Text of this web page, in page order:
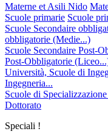
Materne et Asili Nido
Scuole primarie Scuole
Scuole Secondaire
obbligatorie (Medie...)
Scuole Secondaire Post-
Post-Obbligatorie
Università, Scuole di
Ingegneria...
Scuole di
Dottorato
Speciali !